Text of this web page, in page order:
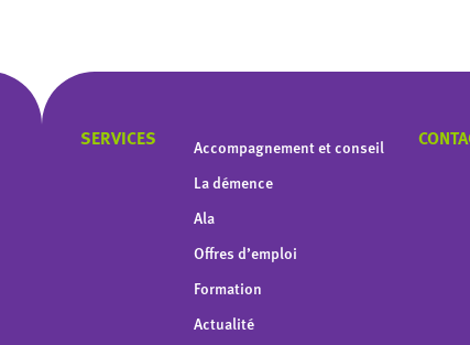
SERVICES
Accompagnement et conseil
La démence
Ala
Offres d’emploi
Formation
Actualité